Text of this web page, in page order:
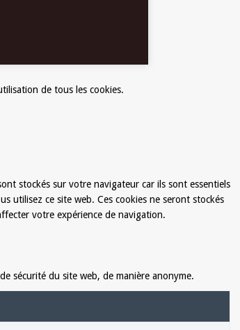
de tous les cookies.
stockés sur votre navigateur car ils sont essentiels
utilisez ce site web. Ces cookies ne seront stockés
votre expérience de navigation.
sécurité du site web, de manière anonyme.